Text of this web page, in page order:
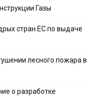
Газы
стран ЕС по выдаче
лесного пожара в
о разработке